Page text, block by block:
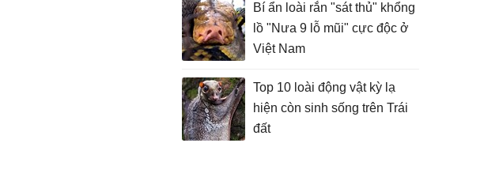
Bí ẩn loài rắn "sát thủ" khổng
lồ "Nưa 9 lỗ mũi" cực độc ở
Việt Nam
Top 10 loài động vật kỳ lạ
hiện còn sinh sống trên Trái
đất